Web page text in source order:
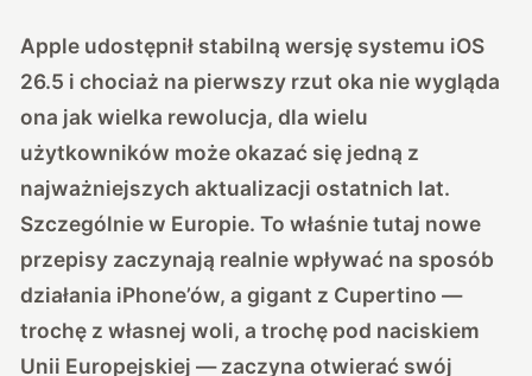
Apple udostępnił stabilną wersję systemu iOS
26.5 i chociaż na pierwszy rzut oka nie wygląda
ona jak wielka rewolucja, dla wielu
użytkowników może okazać się jedną z
najważniejszych aktualizacji ostatnich lat.
Szczególnie w Europie. To właśnie tutaj nowe
przepisy zaczynają realnie wpływać na sposób
działania iPhone’ów, a gigant z Cupertino —
trochę z własnej woli, a trochę pod naciskiem
Unii Europejskiej — zaczyna otwierać swój